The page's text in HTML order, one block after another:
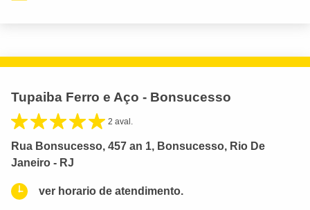
Tupaiba Ferro e Aço - Bonsucesso
2 aval.
Rua Bonsucesso, 457 an 1, Bonsucesso, Rio De
Janeiro - RJ
ver horario de atendimento.